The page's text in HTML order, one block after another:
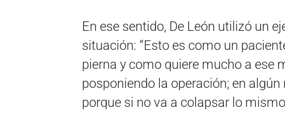
En ese sentido, De León utilizó un
situación: “Esto es como un
pierna y como quiere mucho a ese
posponiendo la operación; en
porque si no va a colapsar lo